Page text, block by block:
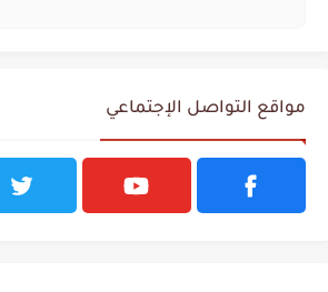
مواقع التواصل الإجتماعي